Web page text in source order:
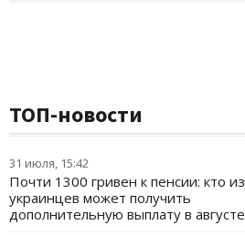
ТОП-новости
31 июля, 15:42
Почти 1300 гривен к пенсии: кто из
украинцев может получить
дополнительную выплату в августе